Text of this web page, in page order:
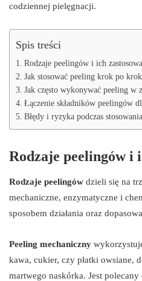
codziennej pielęgnacji.
Spis treści
Rodzaje peelingów i ich
Jak stosować peeling krok po
Jak często wykonywać peeling w
Łączenie składników peelingów
Błędy i ryzyka podczas
Rodzaje peelingów i
Rodzaje peelingów dzieli się na
mechaniczne, enzymatyczne i
sposobem działania oraz
Peeling mechaniczny
kawa, cukier, czy płatki owsiane,
martwego naskórka. Jest